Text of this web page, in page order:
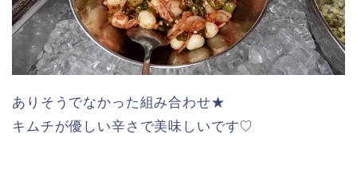
ありそうでなかった組み合わせ★
キムチが優しい辛さで美味しいです♡